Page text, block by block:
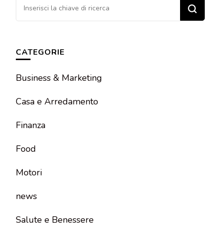
Cerchi
qualcosa?
CATEGORIE
Business & Marketing
Casa e Arredamento
Finanza
Food
Motori
news
Salute e Benessere